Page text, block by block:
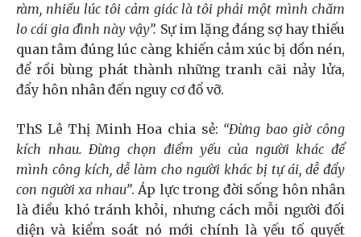
ràm, nhiều lúc tôi cảm giác là tôi phải một mình chăm
lo cái gia đình này vậy”. Sự im lặng đáng sợ hay thiếu
quan tâm đúng lúc càng khiến cảm xúc bị dồn nén,
để rồi bùng phát thành những tranh cãi nảy lửa,
đẩy hôn nhân đến nguy cơ đổ vỡ.
ThS Lê Thị Minh Hoa chia sẻ: “Đừng bao giờ công
kích nhau.Đừngchọn điểm yếu của người khác để
mình công kích, dễ làm cho người khác bị tự ái, dễ đẩy
con người xa nhau”. Áp lực trong đời sống hôn nhân
là điều khó tránh khỏi, nhưng cách mỗi người đối
diện và kiểm soát nó mới chính là yếu tố quyết